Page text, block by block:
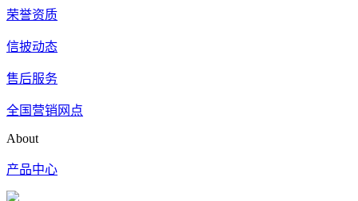
荣誉资质
信披动态
售后服务
全国营销网点
About
产品中心